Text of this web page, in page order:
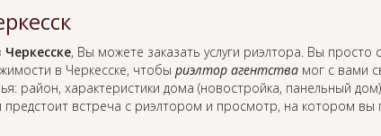
, Вы можете заказать услуги риэлтора. Вы просто
в Черкесске, чтобы риэлтор агентствамог с вами
район, характеристики дома (новостройка, панельный
встреча с риэлтором и просмотр, на котором вы